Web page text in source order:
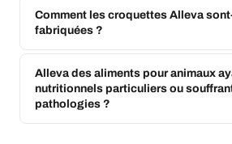
Comment les croquettes Alleva
fabriquées ?
Alleva des aliments pour animaux
nutritionnels particuliers ou
pathologies ?